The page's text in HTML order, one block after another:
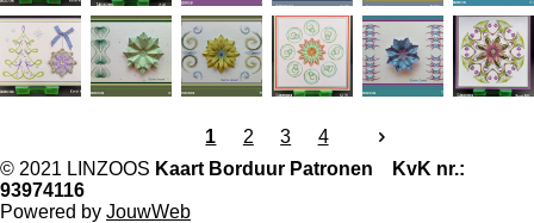
1 2 3
4
© 2021 LINZOOS Kaart Borduur Patronen KvK nr.:
93974116
Powered by JouwWeb